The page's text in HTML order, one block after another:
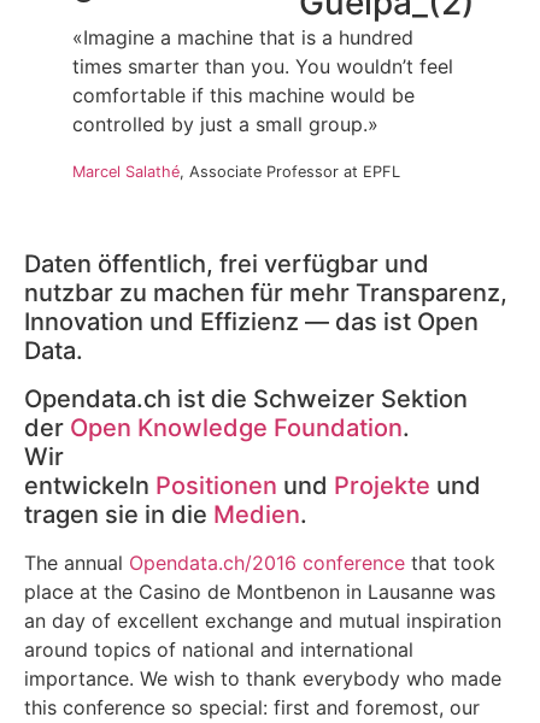
«Imagine a machine that is a hundred
times smarter than you. You wouldn’t feel
comfortable if this machine would be
controlled by just a small group.»
Marcel Salathé, Associate Professor at EPFL
Daten öffentlich, frei verfügbar und
nutzbar zu machen für mehr Transparenz,
Innovation und Effizienz — das ist Open
Data.
Opendata.ch ist die Schweizer Sektion
der Open Knowledge Foundation.
Wir
entwickeln Positionen und Projekte und
tragen sie in die Medien.
The annual Opendata.ch/2016 conference that took
place at the Casino de Montbenon in Lausanne was
an day of excellent exchange and mutual inspiration
around topics of national and international
importance. We wish to thank everybody who made
this conference so special: first and foremost, our